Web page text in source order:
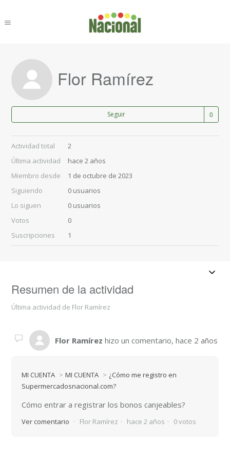
Flor Ramírez
Seguir
Actividad total
2
Última actividad
hace 2 años
Miembro desde
1 de octubre de 2023
Siguiendo
0 usuarios
Lo siguen
0 usuarios
Votos
0
Suscripciones
1
Resumen de la actividad
Última actividad de Flor Ramírez
Flor Ramírez hizo un comentario,hace 2 años
MI CUENTA MI CUENTA
¿Cómo me registro en
Supermercadosnacional.com?
Cómo entrar a registrar los bonos canjeables?
Ver comentario Flor Ramírez hace 2 años 0 votos